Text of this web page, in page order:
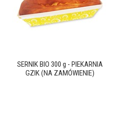
SERNIK BIO 300 g - PIEKARNIA
GZIK (NA ZAMÓWIENIE)